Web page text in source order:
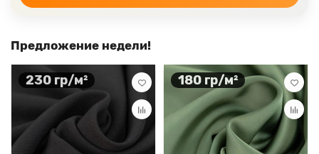
Предложение недели!
230 гр/м² 180 гр/м²